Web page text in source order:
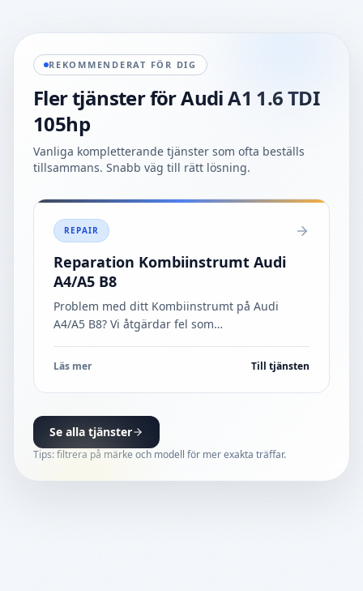
REKOMMENDERAT FÖR DIG
Fler tjänster förAudi A1 1.6 TDI
105hp
Vanliga kompletterande tjänster som ofta beställs
tillsammans. Snabb väg till rätt lösning.
REPAIR
Reparation Kombiinstrumt Audi
A4/A5 B8
Problem med ditt Kombiinstrumt på Audi
A4/A5 B8? Vi åtgärdar fel som
funktionsstörning. 1 års garanti
Läs mer Till tjänsten
Se alla tjänster
Tips: filtrera på märke och modell för mer exakta träffar.